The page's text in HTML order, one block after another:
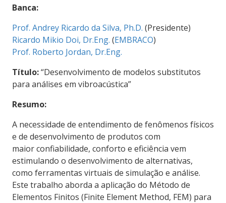
Banca:
Prof. Andrey Ricardo da Silva, Ph.D. (Presidente)
Ricardo Mikio Doi, Dr.Eng. (EMBRACO)
Prof. Roberto Jordan, Dr.Eng.
Título:“Desenvolvimento de modelos substitutos
para análises em vibroacústica”
Resumo:
A necessidade de entendimento de fenômenos físicos
e de desenvolvimento de produtos com
maior confiabilidade, conforto e eficiência vem
estimulando o desenvolvimento de alternativas,
como ferramentas virtuais de simulação e análise.
Este trabalho aborda a aplicação do Método de
Elementos Finitos (Finite Element Method, FEM) para